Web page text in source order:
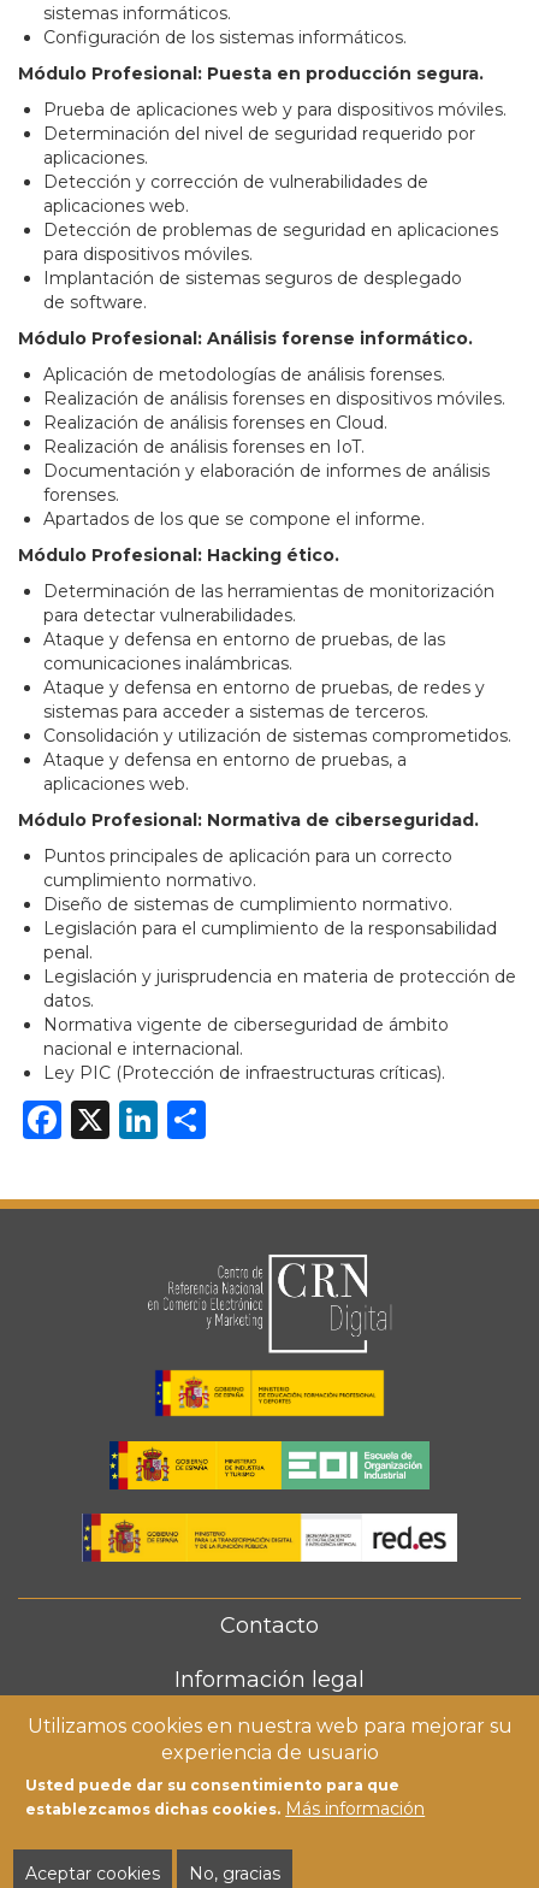
sistemas informáticos.
Configuración de los sistemas informáticos.
Módulo Profesional: Puesta en producción segura.
Prueba de aplicaciones web y para dispositivos móviles.
Determinación del nivel de seguridad requerido por
aplicaciones.
Detección y corrección de vulnerabilidades de
aplicaciones web.
Detección de problemas de seguridad en aplicaciones
para dispositivos móviles.
Implantación de sistemas seguros de desplegado
de software.
Módulo Profesional: Análisis forense informático.
Aplicación de metodologías de análisis forenses.
Realización de análisis forenses en dispositivos móviles.
Realización de análisis forenses en Cloud.
Realización de análisis forenses en IoT.
Documentación y elaboración de informes de análisis
forenses.
Apartados de los que se compone el informe.
Módulo Profesional: Hacking ético.
Determinación de las herramientas de monitorización
para detectar vulnerabilidades.
Ataque y defensa en entorno de pruebas, de las
comunicaciones inalámbricas.
Ataque y defensa en entorno de pruebas, de redes y
sistemas para acceder a sistemas de terceros.
Consolidación y utilización de sistemas comprometidos.
Ataque y defensa en entorno de pruebas, a
aplicaciones web.
Módulo Profesional: Normativa de ciberseguridad.
Puntos principales de aplicación para un correcto
cumplimiento normativo.
Diseño de sistemas de cumplimiento normativo.
Legislación para el cumplimiento de la responsabilidad
penal.
Legislación y jurisprudencia en materia de protección de
datos.
Normativa vigente de ciberseguridad de ámbito
nacional e internacional.
Ley PIC (Protección de infraestructuras críticas).
Facebook
X LinkedIn
Contacto
Información legal
Política de cookies
Utilizamos cookies en nuestra web para mejorar su
experiencia de usuario
Usted puede dar su consentimiento para que
establezcamos dichas cookies. Más información
Aceptar cookies No, gracias